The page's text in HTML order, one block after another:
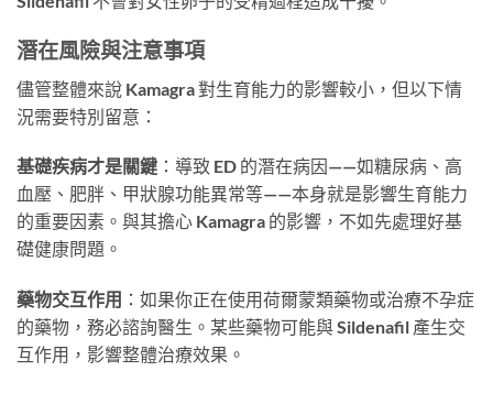
潛在風險與注意事項
儘管整體來說 Kamagra 對生育能力的影響較小，但以下情
況需要特別留意：
基礎疾病才是關鍵 ：導致 ED 的潛在病因——如糖尿病、高
血壓、肥胖、甲狀腺功能異常等——本身就是影響生育能力
的重要因素。與其擔心 Kamagra 的影響，不如先處理好基
礎健康問題。
藥物交互作用 ：如果你正在使用荷爾蒙類藥物或治療不孕症
的藥物，務必諮詢醫生。某些藥物可能與 Sildenafil 產生交
互作用，影響整體治療效果。